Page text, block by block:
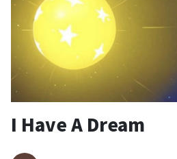
I Have A Dream